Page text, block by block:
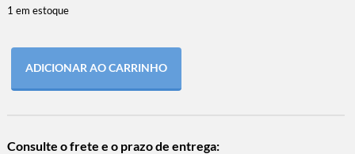
1 em estoque
ADICIONAR AO CARRINHO
Consulte o frete e o prazo de entrega: